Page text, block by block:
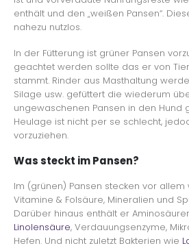
enthält und den „weißen Pansen“.
nahezu nutzlos.
In der Fütterung ist grüner Pansen
geachtet werden sollte das er von
stammt. Rinder aus Masthaltung
Silage usw. gefüttert die wiederum
ungewaschenen Pansen in den Hund
Heulage ist nicht per se schlecht,
vorzuziehen.
Was steckt im Pansen?
Im (grünen) Pansen stecken vor
Vitamine & Folsäure, Mineralien und
Darüber hinaus enthält er
Linolensäure, Verdauungsenzyme,
Hefen. Und nicht zuletzt Bakterien wie